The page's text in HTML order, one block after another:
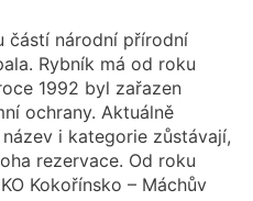
částí národní přírodní
Rybník má od roku
1992 byl zařazen
ochrany. Aktuálně
i kategorie zůstávají,
rezervace. Od roku
Kokořínsko – Máchův